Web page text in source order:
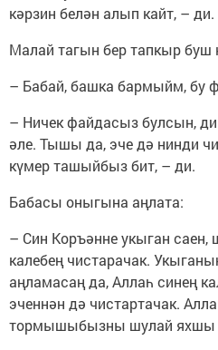
кәрзин белән алып кайт, – ди.
Малай тагын бер тапкыр буш
– Бабай, башка бармыйм, бу
– Ничек файдасыз булсын, ди
әле. Тышы да, эче дә нинди
күмер ташыйбыз бит, – ди.
Бабасы оныгына аңлата:
– Син Коръәнне укыган саен,
калебең чистарачак.
аңламасаң да, Аллаһ синең
эченнән дә чистартачак.
тормышыбызны шулай яхшы